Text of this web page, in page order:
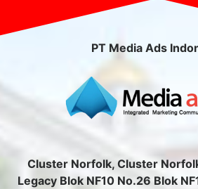
PT Media Ads
Cluster Norfolk, Cluster
Legacy Blok NF10 No.26 Blok